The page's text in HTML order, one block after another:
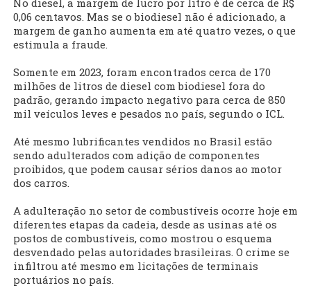
No diesel, a margem de lucro por litro é de cerca de R$
0,06 centavos. Mas se o biodiesel não é adicionado, a
margem de ganho aumenta em até quatro vezes, o que
estimula a fraude.
Somente em 2023, foram encontrados cerca de 170
milhões de litros de diesel com biodiesel fora do
padrão, gerando impacto negativo para cerca de 850
mil veículos leves e pesados no país, segundo o ICL.
Até mesmo lubrificantes vendidos no Brasil estão
sendo adulterados com adição de componentes
proibidos, que podem causar sérios danos ao motor
dos carros.
A adulteração no setor de combustíveis ocorre hoje em
diferentes etapas da cadeia, desde as usinas até os
postos de combustíveis, como mostrou o esquema
desvendado pelas autoridades brasileiras. O crime se
infiltrou até mesmo em licitações de terminais
portuários no país.